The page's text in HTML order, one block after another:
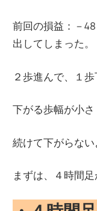
前回の損益：－
出してしまった。
２歩進んで、１
下がる歩幅が小さ
続けて下がらない
まずは、４時間足